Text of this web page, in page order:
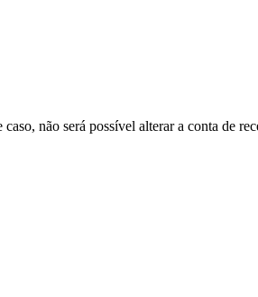
não será possível alterar a conta de